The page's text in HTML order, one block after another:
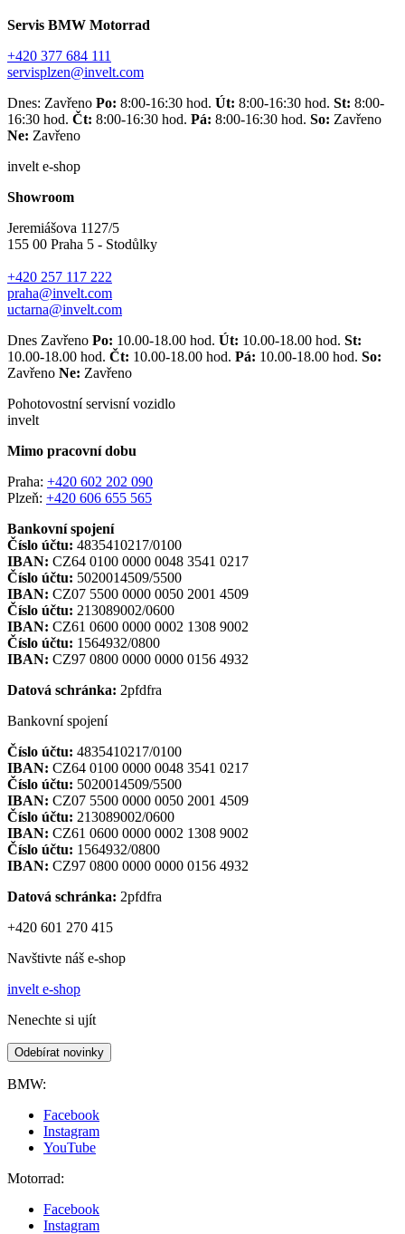
Servis BMW Motorrad
+420 377 684 111
servisplzen@invelt.com
Dnes: Zavřeno Po: 8:00-16:30 hod. Út: 8:00-16:30 hod. St: 8:00-
16:30 hod. Čt: 8:00-16:30 hod. Pá: 8:00-16:30 hod. So: Zavřeno
Ne: Zavřeno
invelt e-shop
Showroom
Jeremiášova 1127/5
155 00 Praha 5 - Stodůlky
+420 257 117 222
praha@invelt.com
uctarna@invelt.com
Dnes Zavřeno Po: 10.00-18.00 hod. Út: 10.00-18.00 hod. St:
10.00-18.00 hod. Čt: 10.00-18.00 hod. Pá: 10.00-18.00 hod. So:
Zavřeno Ne: Zavřeno
Pohotovostní servisní vozidlo
invelt
Mimo pracovní dobu
Praha: +420 602 202 090
Plzeň: +420 606 655 565
Bankovní spojení
Číslo účtu: 4835410217/0100
IBAN: CZ64 0100 0000 0048 3541 0217
Číslo účtu: 5020014509/5500
IBAN: CZ07 5500 0000 0050 2001 4509
Číslo účtu: 213089002/0600
IBAN: CZ61 0600 0000 0002 1308 9002
Číslo účtu: 1564932/0800
IBAN: CZ97 0800 0000 0000 0156 4932
Datová schránka: 2pfdfra
Bankovní spojení
Číslo účtu: 4835410217/0100
IBAN: CZ64 0100 0000 0048 3541 0217
Číslo účtu: 5020014509/5500
IBAN: CZ07 5500 0000 0050 2001 4509
Číslo účtu: 213089002/0600
IBAN: CZ61 0600 0000 0002 1308 9002
Číslo účtu: 1564932/0800
IBAN: CZ97 0800 0000 0000 0156 4932
Datová schránka: 2pfdfra
+420 601 270 415
Navštivte náš e-shop
invelt e-shop
Nenechte si ujít
Odebírat novinky
BMW:
Facebook
Instagram
YouTube
Motorrad:
Facebook
Instagram